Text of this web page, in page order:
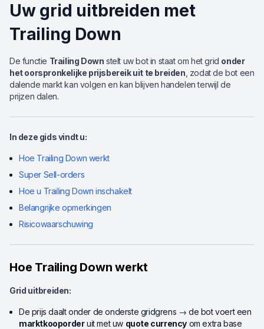
Uw grid uitbreiden met
Trailing Down
De functie Trailing Down stelt uw bot in staat om het grid onder
het oorspronkelijke prijsbereik uit te breiden , zodat de bot een
dalende markt kan volgen en kan blijven handelen terwijl de
prijzen dalen.
In deze gids vindt u:
Hoe Trailing Down werkt
Super Sell-orders
Hoe u Trailing Down inschakelt
Belangrijke opmerkingen
Risicowaarschuwing
Hoe Trailing Down werkt
Grid uitbreiden:
De prijs daalt onder de onderste gridgrens → de bot voert een
marktkooporderuit met uw quote currency om extra base